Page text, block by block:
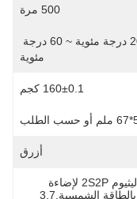
500 مرة
مئوية
160±0.1 كجم
أزرق